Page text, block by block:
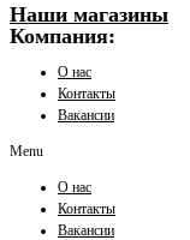
Наши магазины
Компания:
О нас
Контакты
Вакансии
Menu
О нас
Контакты
Вакансии